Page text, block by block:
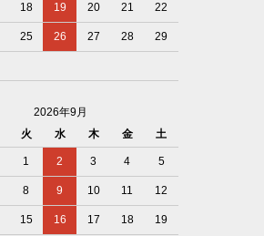
18 19 20 21 22
25 26 27 28 29
2026年9月
火 水 木 金 土
1 2 3 4 5
8 9 10 11 12
15 16 17 18 19